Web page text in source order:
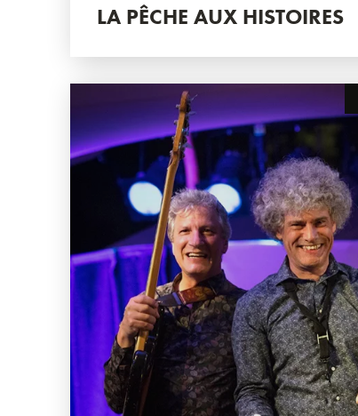
LA PÊCHE AUX HISTOIRES